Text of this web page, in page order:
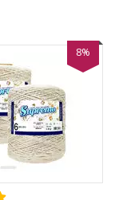
8%